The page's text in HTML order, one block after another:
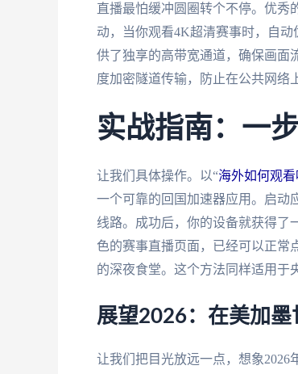
直播最怕缓冲圆圈转个不停。优秀
动，当你观看4K超清赛事时，自
供了独享的高带宽通道，确保画面
度加密隧道传输，防止在公共网络
实战指南：一
让我们具体操作。以“海外如何观
一个可靠的回国加速器应用。启动
线路。成功后，你的设备就获得了
色的赛事直播页面，已经可以正常
的深夜食堂。这个方法同样适用于
展望2026：在美加
让我们把目光放远一点，想象